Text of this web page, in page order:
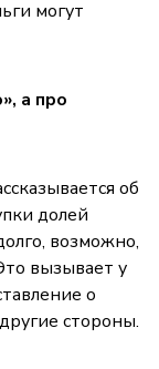
могут
а про
об
долей
возможно,
вызывает у
о
стороны.